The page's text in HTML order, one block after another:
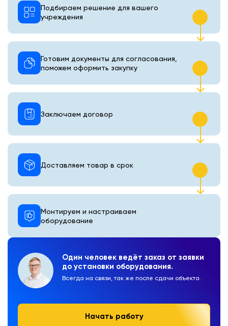
Один человек ведёт заказ от заявки
до установки оборудования.
Всегда на связи, так же после сдачи объекта.
Начать работу
Подбираем решение для вашего
учреждения
Готовим документы для согласования,
поможем оформить закупку
Монтируем и настраиваем
оборудование
Доставляем товар в срок
Заключаем договор